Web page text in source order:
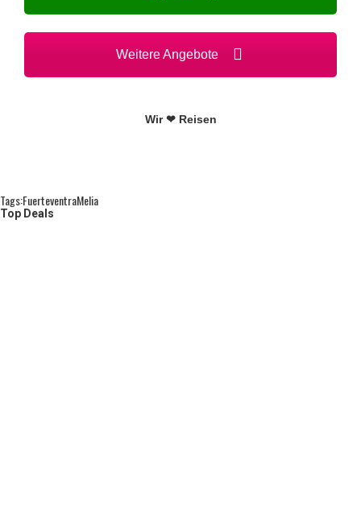
Weitere Angebote
Wir ❤ Reisen
Tags:FuerteventraMelia
Top Deals